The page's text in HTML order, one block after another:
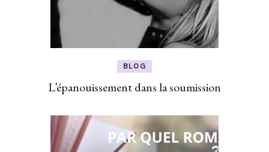
BLOG
L’épanouissement dans la soumission